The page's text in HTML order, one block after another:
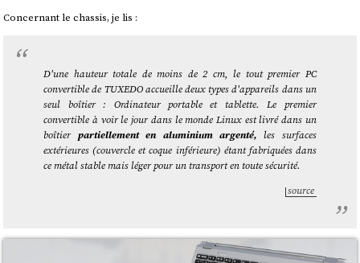
Concernant le chassis, je lis :
D'une hauteur totale de moins de 2 cm, le tout premier PC
convertible de TUXEDO accueille deux types d'appareils dans un
seul boîtier : Ordinateur portable et tablette. Le premier
convertible à voir le jour dans le monde Linux est livré dans un
boîtier partiellement en aluminium argenté, les surfaces
extérieures (couvercle et coque inférieure) étant fabriquées dans
ce métal stable mais léger pour un transport en toute sécurité.
source